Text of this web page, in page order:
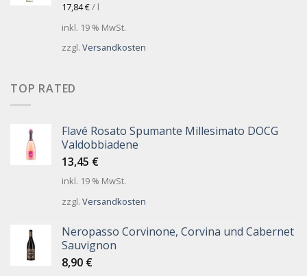
17,84€/ l
inkl. 19 % MwSt.
zzgl. Versandkosten
TOP RATED
Flavé Rosato Spumante Millesimato DOCG
Valdobbiadene
13,45 €
inkl. 19 % MwSt.
zzgl. Versandkosten
Neropasso Corvinone, Corvina und Cabernet
Sauvignon
8,90 €